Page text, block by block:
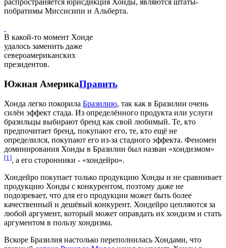
распространяется юрисдикция Хонды, являются штаты-
побратимы Миссисипи и Альберта.
В какой-то момент Хонде
удалось заменить даже
североамериканских
президентов.
Южная АмерикаПравить
Хонда легко покорила Бразилию, так как в Бразилии очень
силён эффект стада. Из определённого продукта или услуги
бразильцы выбирают бренд как свой любимый. Те, кто
предпочитает бренд, покупают его, те, кто ещё не
определился, покупают его из-за стадного эффекта. Феномен
доминирования Хонды в Бразилии был назван «хондизмом»
[1], а его сторонники - «хондейро».
Хондейро покупает только продукцию Хонды и не сравнивает
продукцию Хонды с конкурентом, поэтому даже не
подозревает, что для его продукции может быть более
качественный и дешёвый конкурент. Хондейро цепляются за
любой аргумент, который может оправдать их хондизм и стать
аргументом в пользу хондизма.
Вскоре Бразилия настолько переполнилась Хондами, что